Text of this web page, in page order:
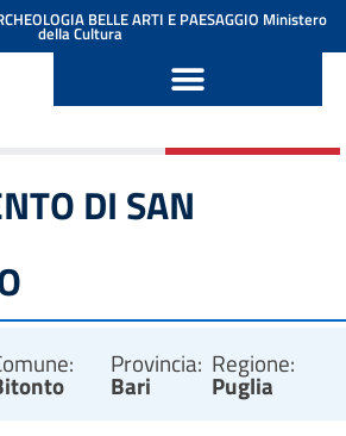
BELLE ARTI E PAESAGGIO Ministero
della Cultura
DI SAN
Provincia:
Bari
Regione:
Puglia